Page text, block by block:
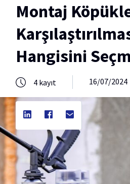
Montaj
Hangisini
4 kayıt 16/07/2024